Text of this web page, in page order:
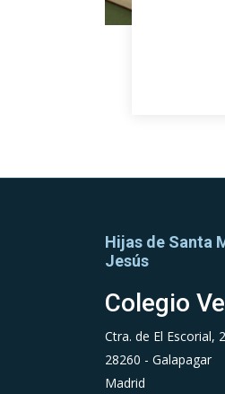
Hijas de Santa
Jesús
Colegio
Ctra. de El Escorial,
28260 - Galapagar
Madrid